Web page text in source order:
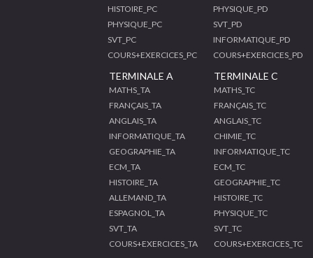
HISTOIRE_PC
PHYSIQUE_PC
SVT_PC
COURS+EXERCICES_PC
PHYSIQUE_PD
SVT_PD
INFORMATIQUE_PD
COURS+EXERCICES_PD
TERMINALE A
MATHS_TA
FRANÇAIS_TA
ANGLAIS_TA
INFORMATIQUE_TA
GEOGRAPHIE_TA
ECM_TA
HISTOIRE_TA
ALLEMAND_TA
ESPAGNOL_TA
SVT_TA
COURS+EXERCICES_TA
TERMINALE C
MATHS_TC
FRANÇAIS_TC
ANGLAIS_TC
CHIMIE_TC
INFORMATIQUE_TC
ECM_TC
GEOGRAPHIE_TC
HISTOIRE_TC
PHYSIQUE_TC
SVT_TC
COURS+EXERCICES_TC